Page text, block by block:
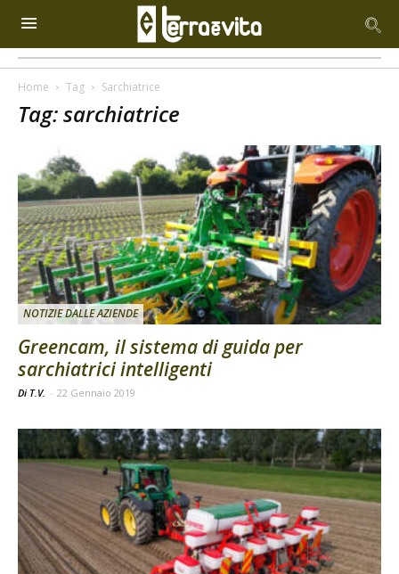
Home Tag Sarchiatrice
Tag: sarchiatrice
NOTIZIE DALLE AZIENDE
Greencam, il sistema di guida per
sarchiatrici intelligenti
Di T.V. - 22 Gennaio 2019